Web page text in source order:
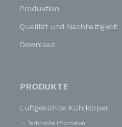
Produktion
Qualität und Nachhaltigkeit
Download
PRODUKTE
Luftgekühlte Kühlkörper
Technische Information